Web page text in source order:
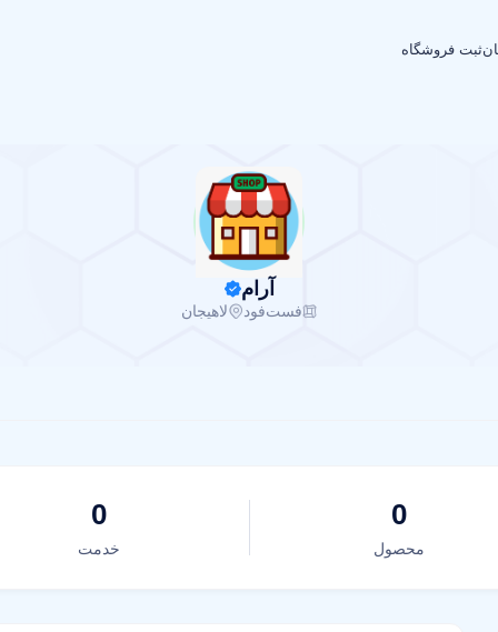
ثبت فروشگاه
آرام
فست‌فود لاهیجان
0
محصول
0
خدمت